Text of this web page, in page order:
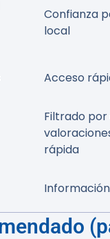
Confianza
local
Acceso
Filtrado por
rápida